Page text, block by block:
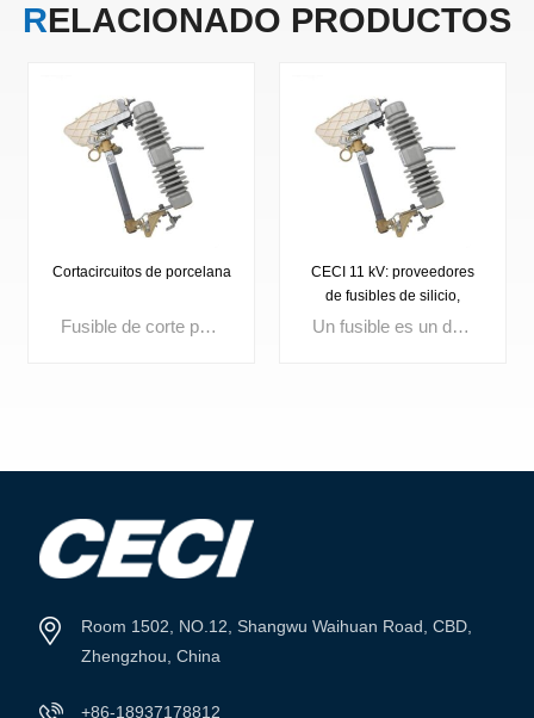
RELACIONADO PRODUCTOS
Cortacircuitos de porcelana
Fusible de corte para exteriores. Tensión nominal: 3 kV, 10 kV, 15 kV, 24 kV, 27 kV, 33 kV, 36 kV. Corriente máxima: 100 A, 200 A.
VER MÁS
CECI 11 kV: proveedores
de fusibles de silicio,
fusibles de excelenteUn fusible es un dispositivo compacto de protección contra sobrecorriente que funde su elemento interno cuando la corriente excede un límite establecido, interrumpiendo instantáneamente el circuito. Ampliamente utilizados en distribución eléctrica, aparamenta, transformadores y paneles de control, los fusibles de alta calidad garantizan un rápido aislamiento de fallas, mejoran la seguridad del circuito y la confiabilidad del sistema.
Room 1502, NO.12, Shangwu Waihuan Road, CBD,
Zhengzhou, China
+86-18937178812